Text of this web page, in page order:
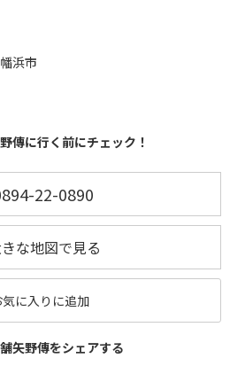
浜市
傳に行く前にチェック！
22-0890
な地図で見る
気に入りに追加
矢野傳をシェアする